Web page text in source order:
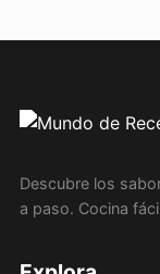
Descubre los
a paso. Cocina